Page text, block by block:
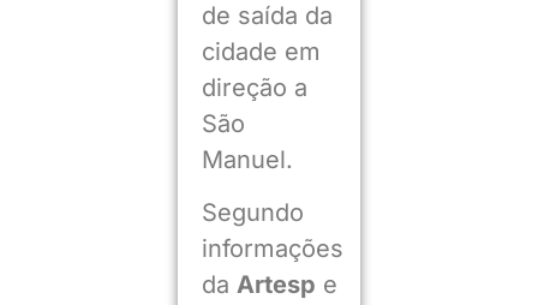
de saída da
cidade em
direção a
São
Manuel.
Segundo
informações
da Artesp e